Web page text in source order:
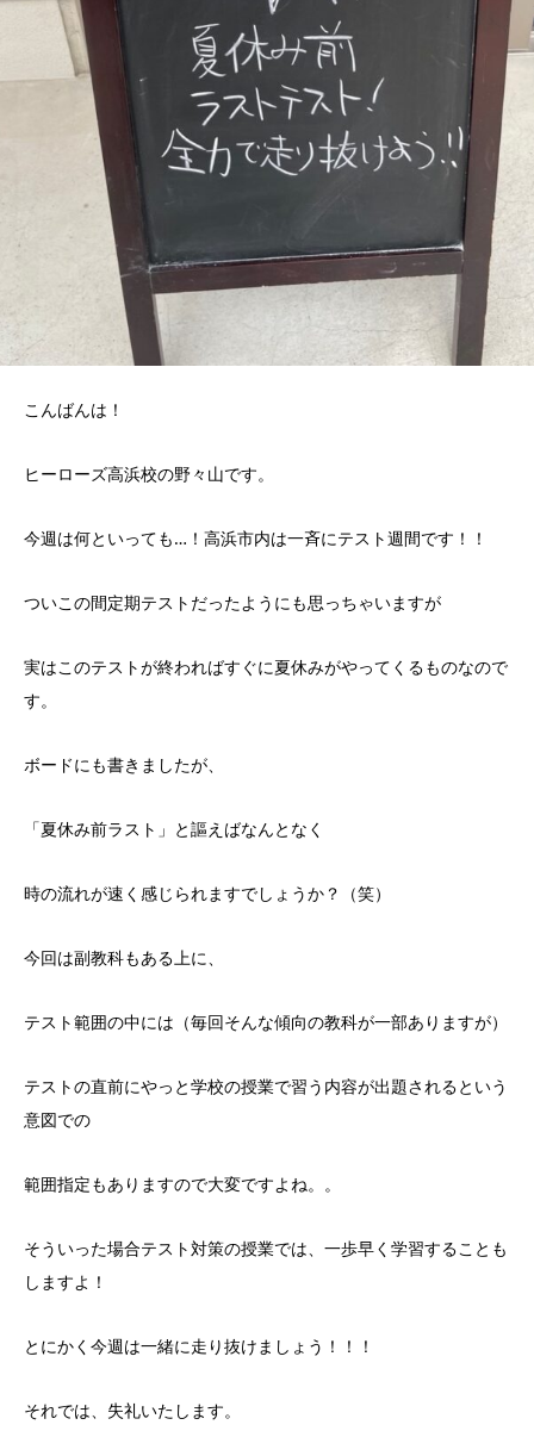
こんばんは！
ヒーローズ高浜校の野々山です。
今週は何といっても…！高浜市内は一斉にテスト週間です！！
ついこの間定期テストだったようにも思っちゃいますが
実はこのテストが終わればすぐに夏休みがやってくるものなので
す。
ボードにも書きましたが、
「夏休み前ラスト」と謳えばなんとなく
時の流れが速く感じられますでしょうか？（笑）
今回は副教科もある上に、
テスト範囲の中には（毎回そんな傾向の教科が一部ありますが）
テストの直前にやっと学校の授業で習う内容が出題されるという
意図での
範囲指定もありますので大変ですよね。。
そういった場合テスト対策の授業では、一歩早く学習することも
しますよ！
とにかく今週は一緒に走り抜けましょう！！！
それでは、失礼いたします。